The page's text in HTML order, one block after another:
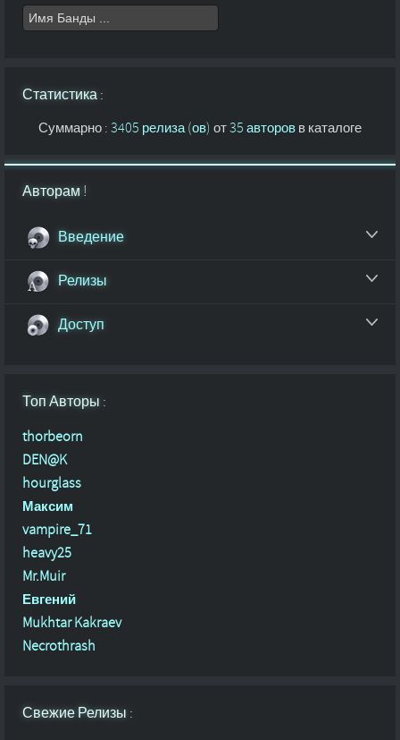
Статистика :
Суммарно : 3405 релиза (ов) от35 авторов в каталоге
Авторам !
Введение
Релизы
Доступ
Топ Авторы :
thorbeorn
DEN@K
hourglass
Максим
vampire_71
heavy25
Mr.Muir
Евгений
Mukhtar Kakraev
Necrothrash
Свежие Релизы :